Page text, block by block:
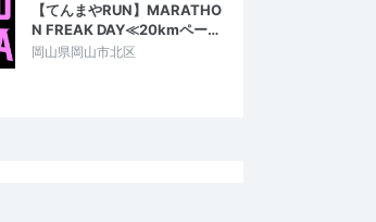
【てんまやRUN】MARATHO
N FREAK DAY≪20kmペー…
岡山県岡山市北区